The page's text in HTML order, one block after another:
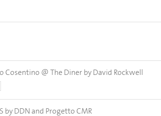
Cosentino @ The Diner by David Rockwell
by DDN and Progetto CMR